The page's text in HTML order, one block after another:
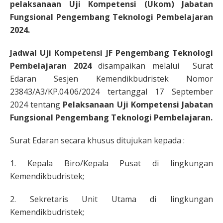
pelaksanaan Uji Kompetensi (Ukom) Jabatan
Fungsional Pengembang Teknologi Pembelajaran
2024.
Jadwal Uji Kompetensi JF Pengembang Teknologi
Pembelajaran 2024disampaikan melalui Surat
Edaran Sesjen Kemendikbudristek Nomor
23843/A3/KP.04.06/2024 tertanggal 17 September
2024 tentang Pelaksanaan Uji Kompetensi Jabatan
Fungsional Pengembang Teknologi Pembelajaran.
Surat Edaran secara khusus ditujukan kepada :
1. Kepala Biro/Kepala Pusat di lingkungan
Kemendikbudristek;
2. Sekretaris Unit Utama di lingkungan
Kemendikbudristek;